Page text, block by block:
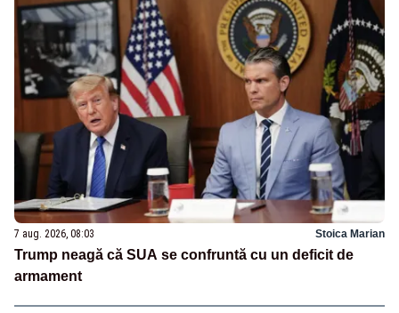
7 aug. 2026, 08:03 Stoica Marian
Trump neagă că SUA se confruntă cu un deficit de
armament